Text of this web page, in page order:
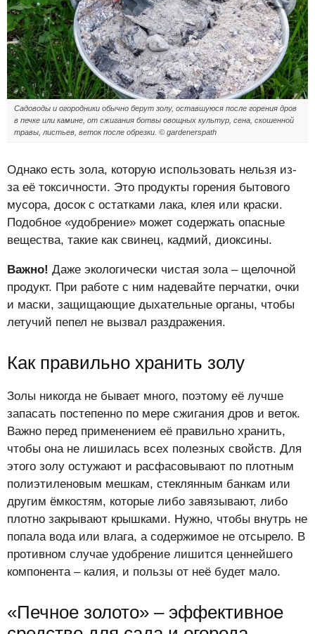
Садоводы и огородники обычно берут золу, оставшуюся после горения дров
в печке или камине, от сжигания ботвы овощных культур, сена, скошенной
травы, листьев, веток после обрезки. © gardenerspath
Однако есть зола, которую использовать нельзя из-
за её токсичности. Это продукты горения бытового
мусора, досок с остатками лака, клея или краски.
Подобное «удобрение» может содержать опасные
вещества, такие как свинец, кадмий, диоксины.
Важно! Даже экологически чистая зола – щелочной
продукт. При работе с ним надевайте перчатки, очки
и маски, защищающие дыхательные органы, чтобы
летучий пепел не вызвал раздражения.
Как правильно хранить золу
Золы никогда не бывает много, поэтому её лучше
запасать постепенно по мере сжигания дров и веток.
Важно перед применением её правильно хранить,
чтобы она не лишилась всех полезных свойств. Для
этого золу остужают и расфасовывают по плотным
полиэтиленовым мешкам, стеклянным банкам или
другим ёмкостям, которые либо завязывают, либо
плотно закрывают крышками. Нужно, чтобы внутрь не
попала вода или влага, а содержимое не отсырело. В
противном случае удобрение лишится ценнейшего
компонента – калия, и пользы от неё будет мало.
«Печное золото» – эффективное